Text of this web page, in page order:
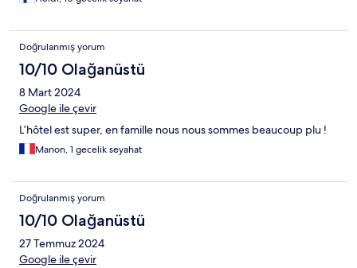
Doğrulanmış yorum
10/10 Olağanüstü
8 Mart 2024
Google ile çevir
L’hôtel est super, en famille nous nous sommes beaucoup plu !
Manon, 1 gecelik seyahat
Doğrulanmış yorum
10/10 Olağanüstü
27 Temmuz 2024
Google ile çevir